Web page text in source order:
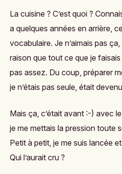
La cuisine ? C’est quoi ?
a quelques années en arrière,
vocabulaire. Je n’aimais pas
raison que tout ce que je
pas assez. Du coup, préparer
je n’étais pas seule, était
Mais ça, c’était avant :-) avec
je me mettais la pression toute
Petit à petit, je me suis lancée et
Qui l’aurait cru ?